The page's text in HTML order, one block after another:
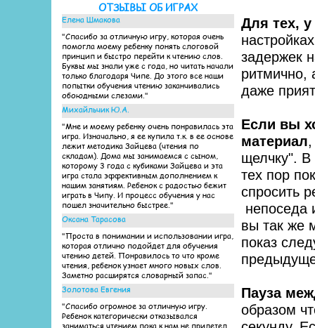
ОТЗЫВЫ ОБ ИГРАХ
Елена Шмакова
"Спасибо за отличную игру, которая очень
помогла моему ребенку понять слоговой
принцип и быстро перейти к чтению слов.
Буквы мы знали уже с года, но читать начали
только благодаря Чипе. До этого все наши
попытки обучения чтению заканчивались
обоюдными слезами."
Михайльчик Ю.А.
"Мне и моему ребенку очень понравилась эта
игра. Изначально, я ее купила т.к. в ее основе
лежит методика Зайцева (чтения по
складам). Дома мы занимаемся с сыном,
которому 3 года с кубиками Зайцева и эта
игра стала эффективным дополнением к
нашим занятиям. Ребенок с радостью бежит
играть в Чипу. И процесс обучения у нас
пошел значительно быстрее."
Оксана Тарасова
"Проста в понимании и использовании игра,
которая отлично подойдет для обучения
чтению детей. Понравилось то что кроме
чтения, ребенок узнает много новых слов.
Заметно расширятся словарный запас."
Золотова Евгения
"Спасибо огромное за отличную игру.
Ребенок категорически отказывался
заниматься чтением пока к нам не прилетел
Для тех, у
задержек
ритмично,
даже
Если вы
материал,
щелчку". В
тех пор
спросить
непоседа
вы так же
показ
Пауза
образом